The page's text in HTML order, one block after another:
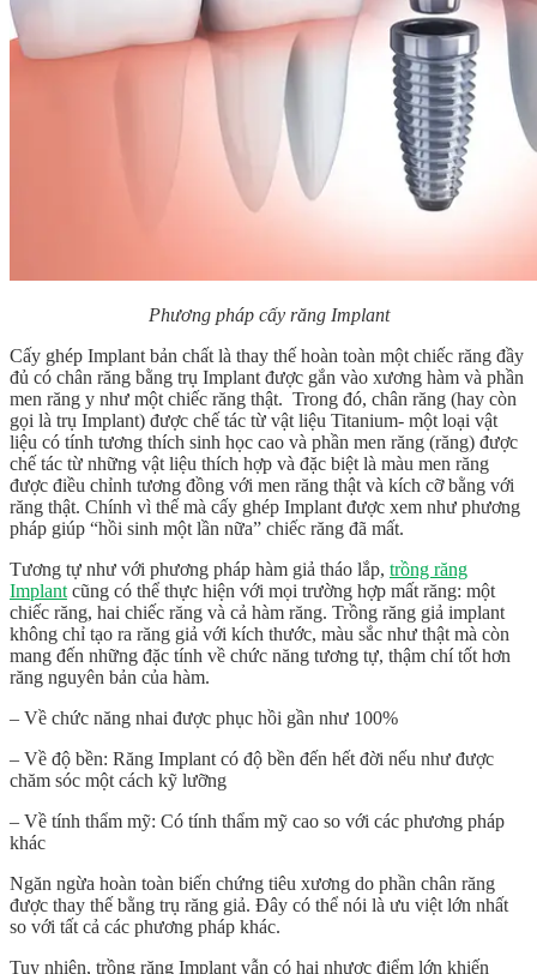
Phương pháp cấy răng Implant
Cấy ghép Implant bản chất là thay thế hoàn toàn một chiếc răng đầy
đủ có chân răng bằng trụ Implant được gắn vào xương hàm và phần
men răng y như một chiếc răng thật. Trong đó, chân răng (hay còn
gọi là trụ Implant) được chế tác từ vật liệu Titanium- một loại vật
liệu có tính tương thích sinh học cao và phần men răng (răng) được
chế tác từ những vật liệu thích hợp và đặc biệt là màu men răng
được điều chỉnh tương đồng với men răng thật và kích cỡ bằng với
răng thật. Chính vì thế mà cấy ghép Implant được xem như phương
pháp giúp “hồi sinh một lần nữa” chiếc răng đã mất.
Tương tự như với phương pháp hàm giả tháo lắp, trồng răng
Implantcũng có thể thực hiện với mọi trường hợp mất răng: một
chiếc răng, hai chiếc răng và cả hàm răng. Trồng răng giả implant
không chỉ tạo ra răng giả với kích thước, màu sắc như thật mà còn
mang đến những đặc tính về chức năng tương tự, thậm chí tốt hơn
răng nguyên bản của hàm.
– Về chức năng nhai được phục hồi gần như 100%
– Về độ bền: Răng Implant có độ bền đến hết đời nếu như được
chăm sóc một cách kỹ lưỡng
– Về tính thẩm mỹ: Có tính thẩm mỹ cao so với các phương pháp
khác
Ngăn ngừa hoàn toàn biến chứng tiêu xương do phần chân răng
được thay thế bằng trụ răng giả. Đây có thể nói là ưu việt lớn nhất
so với tất cả các phương pháp khác.
Tuy nhiên, trồng răng Implant vẫn có hai nhược điểm lớn khiến